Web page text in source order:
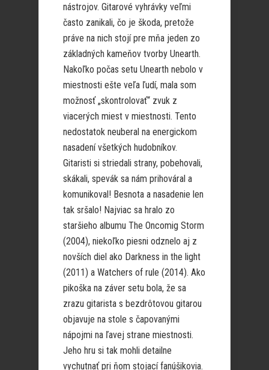
nástrojov. Gitarové vyhrávky veľmi
často zanikali, čo je škoda, pretože
práve na nich stojí pre mňa jeden zo
základných kameňov tvorby Unearth.
Nakoľko počas setu Unearth nebolo v
miestnosti ešte veľa ľudí, mala som
možnosť „skontrolovať“ zvuk z
viacerých miest v miestnosti. Tento
nedostatok neuberal na energickom
nasadení všetkých hudobníkov.
Gitaristi si striedali strany, pobehovali,
skákali, spevák sa nám prihováral a
komunikoval! Besnota a nasadenie len
tak sršalo! Najviac sa hralo zo
staršieho albumu The Oncomig Storm
(2004), niekoľko piesni odznelo aj z
novších diel ako Darkness in the light
(2011) a Watchers of rule (2014). Ako
pikoška na záver setu bola, že sa
zrazu gitarista s bezdrôtovou gitarou
objavuje na stole s čapovanými
nápojmi na ľavej strane miestnosti.
Jeho hru si tak mohli detailne
vychutnať pri ňom stojací fanúšikovia.